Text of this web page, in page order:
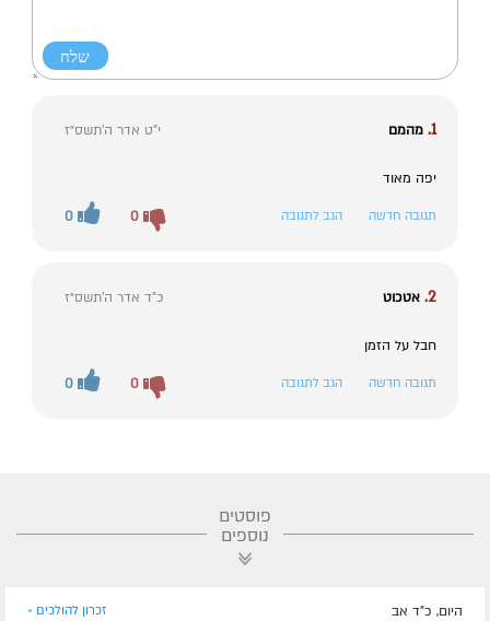
1. מהמם י"ט אדר ה׳תשס״ז
יפה מאוד
תגובה חדשה הגב לתגובה 0 0
2. אטכוט כ"ד אדר ה׳תשס״ז
חבל על הזמן
תגובה חדשה הגב לתגובה 0 0
פוסטים
נוספים
היום, כ"ד אב זכרון להולכים »